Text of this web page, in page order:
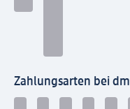
Zahlungsarten bei dm